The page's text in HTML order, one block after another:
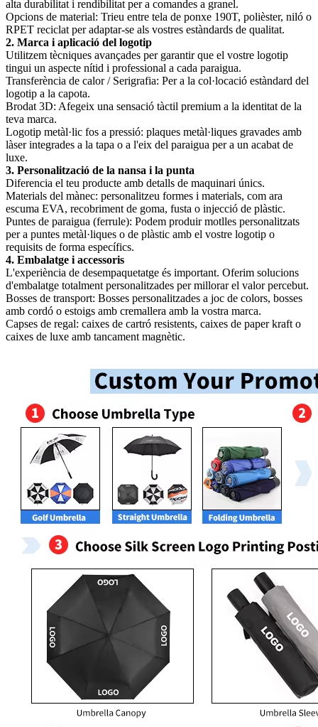
alta durabilitat i rendibilitat per a comandes a granel.
Opcions de material: Trieu entre tela de ponxe 190T, polièster, niló o
RPET reciclat per adaptar-se als vostres estàndards de qualitat.
2. Marca i aplicació del logotip
Utilitzem tècniques avançades per garantir que el vostre logotip
tingui un aspecte nítid i professional a cada paraigua.
Transferència de calor / Serigrafia: Per a la col·locació estàndard del
logotip a la capota.
Brodat 3D: Afegeix una sensació tàctil premium a la identitat de la
teva marca.
Logotip metàl·lic fos a pressió: plaques metàl·liques gravades amb
làser integrades a la tapa o a l'eix del paraigua per a un acabat de
luxe.
3. Personalització de la nansa i la punta
Diferencia el teu producte amb detalls de maquinari únics.
Materials del mànec: personalitzeu formes i materials, com ara
escuma EVA, recobriment de goma, fusta o injecció de plàstic.
Puntes de paraigua (ferrule): Podem produir motlles personalitzats
per a puntes metàl·liques o de plàstic amb el vostre logotip o
requisits de forma específics.
4. Embalatge i accessoris
L'experiència de desempaquetatge és important. Oferim solucions
d'embalatge totalment personalitzades per millorar el valor percebut.
Bosses de transport: Bosses personalitzades a joc de colors, bosses
amb cordó o estoigs amb cremallera amb la vostra marca.
Capses de regal: caixes de cartró resistents, caixes de paper kraft o
caixes de luxe amb tancament magnètic.